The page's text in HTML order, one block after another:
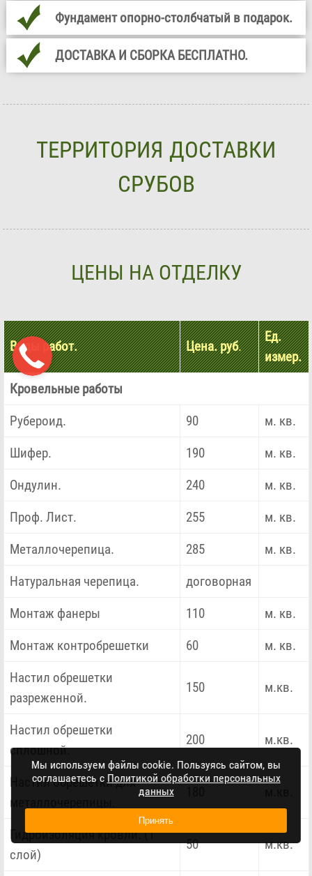
Фундамент опорно-столбчатый в подарок.
ДОСТАВКА И СБОРКА БЕСПЛАТНО.
ТЕРРИТОРИЯ ДОСТАВКИ
СРУБОВ
ЦЕНЫ НА ОТДЕЛКУ
Виды работ. Цена. руб.
Ед.
измер.
Кровельные работы
Рубероид.
90
м. кв.
Шифер.
190
м. кв.
Ондулин.
240
м. кв.
Проф. Лист.
255
м. кв.
Металлочерепица.
285
м. кв.
Натуральная черепица.
договорная
Монтаж фанеры
110
м. кв.
Монтаж контробрешетки
60
м. кв.
Настил обрешетки
разреженной.
150 м.кв.
Настил обрешетки
сплошной.
200 м.кв.
Настил обрешетки для
металлочерепицы.
Гидроизоляция кровли. (1
слой)
50 м.кв.
Мы используем файлы cookie. Пользуясь сайтом, вы
соглашаетесь с Политикой обработки персональных
данных
Принять